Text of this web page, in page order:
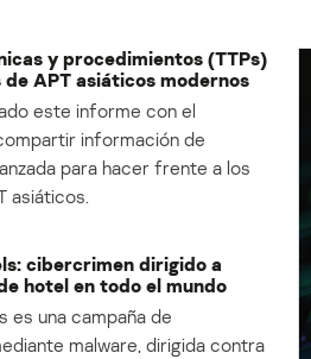
y procedimientos (TTPs)
de APT asiáticos modernos
este informe con el
información de
para hacer frente a los
asiáticos.
cibercrimen dirigido a
hotel en todo el mundo
es una campaña de
malware, dirigida contra